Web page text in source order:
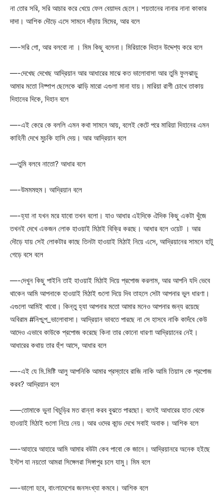
না তোর সরি, সরি আচার করে খেয়ে ফেল বেয়াদব ছেলে। শয়তানের নানার নানা কাকার
দাদা। আশিক দৌড়ে এসে সামনে দাঁড়ায় মিমের, আর বলে
—-সরি গো, আর বলবো না । মিম কিছু বলেনা। মিরিয়াকে দিহান উদ্দেশ্য করে বলে
—-দেখেছ দেখেছ আদ্রিয়ান আর আধারের মাঝে কত ভালোবাসা আর তুমি ফুলঝাড়ু
আমার মতো নিষ্পাপ ছেলেকে ঝাড়ি মারো এগুলা মানা যায়। মারিয়া রাগী চোখে তাকায়
দিহানের দিকে, দিহান বলে
—-এই কেরে কে বললি এমন কথা সামনে আয়, বলেই কেটে পরে মারিয়া দিহানের এমন
কাহিনী দেখে মুচকি হাসি দেয়। আর আদ্রিয়ান বলে
—তুমি বলবে নাতো? আধার বলে
—-উমমমহুম। আদ্রিয়ান বলে
—-হ্যা না যখন মরে যাবো তখন বলো। যাও আধার এইদিকে ঐদিক কিছু একটা খুঁজে
তখনই দেখে একজন লোক হাওয়াই মিঠাই বিক্রি করছে। আধার বলে ওয়েট । আর
দৌড়ে যায় সেই লোকটার কাছে তিনটা হাওয়াই মিঠাই নিয়ে এসে, আদ্রিয়ানের সামনে হাটু
গেড়ে বসে বলে
—-দেখুন কিছু পাইনি তাই হাওয়াই মিঠাই দিয়ে প্রপোজ করলাম, আর আপনি যদি ভেবে
থাকেন আমি আপনাকে হাওয়াই মিঠাই গুলো দিয়ে দিব তাহলে সেটা আপনার ভুল ধারণা।
এগুলো আমিই খাবো। কিন্তু হ্যা আপনার মতো আমার মনেও আপনার জন্য রয়েছে
অবিরাম #নিশ্চুপ_ভালোবাসা। আদ্রিয়ান ভাবতে পারছে না সে হাসবে নাকি কাদঁবে কেউ
আদেও এভাবে কাউকে প্রপোজ করেছে কিনা তার কোনো ধারণা আদ্রিয়ানের নেই।
আধারের কথায় তার হুঁশ আসে, আধার বলে
—-এই যে মি.মিষ্টি আলু আপনিকি আমার প্রস্তাবে রাজি নাকি আমি তিয়াস কে প্রপোজ
করব? আদ্রিয়ান বলে
—–তোমাকে ভুনা খিচুড়ির মত রান্না করব বুঝতে পারছো। বলেই আধারের হাত থেকে
হাওয়াই মিঠাই গুলো নিয়ে নেয়। আর ওদের কান্ড দেখে সবাই অবাক। আশিক বলে
—-আহারে আহারে আমি আমার বউটা কেব পাবো কে জানে। আদ্রিয়ানরে অনেক হইছে
ইস্টপ যা নয়তো আমরা সিঙ্গেলরা সিঙ্গাপুর চলে যামু। মিম বলে
—-ভালো হবে, বাংলাদেশের জনসংখ্যা কমবে। আশিক বলে